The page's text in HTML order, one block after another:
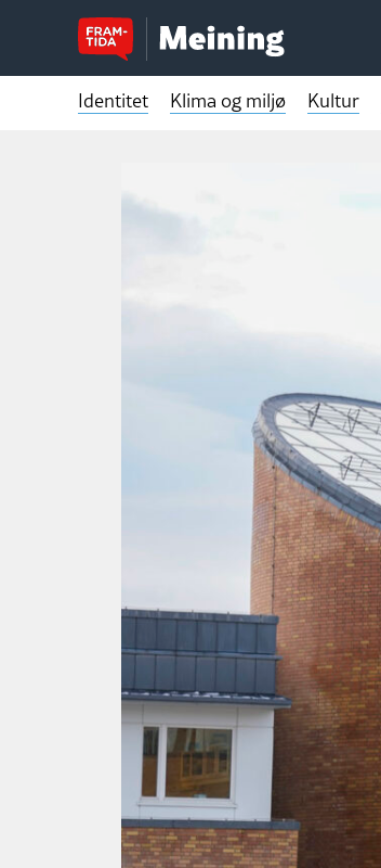
Identitet Klima og miljø Kultur